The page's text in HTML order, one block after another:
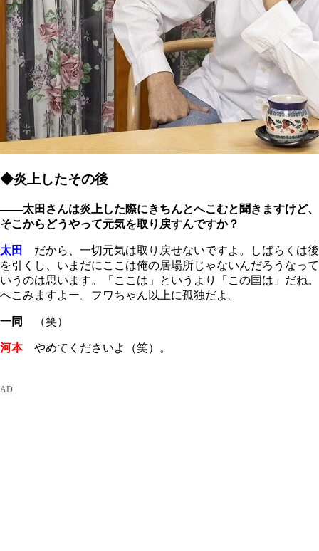
◆炎上したその後
――太田さんは炎上した際にきちんとへこむと聞きますけど、
そこからどうやって元気を取り戻すんですか？
太田
だから、一切元気は取り戻せないですよ。しばらくは後
を引くし、いまだにここは俺の居場所じゃないんだろうなって
いうのは思います。「ここは」というより「この国は」だね。
へこみますよー。フワちゃん以上に孤独だよ。
一同 （笑）
河本やめてくださいよ（笑）。